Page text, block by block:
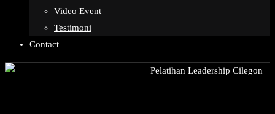
Video Event
Testimoni
Contact